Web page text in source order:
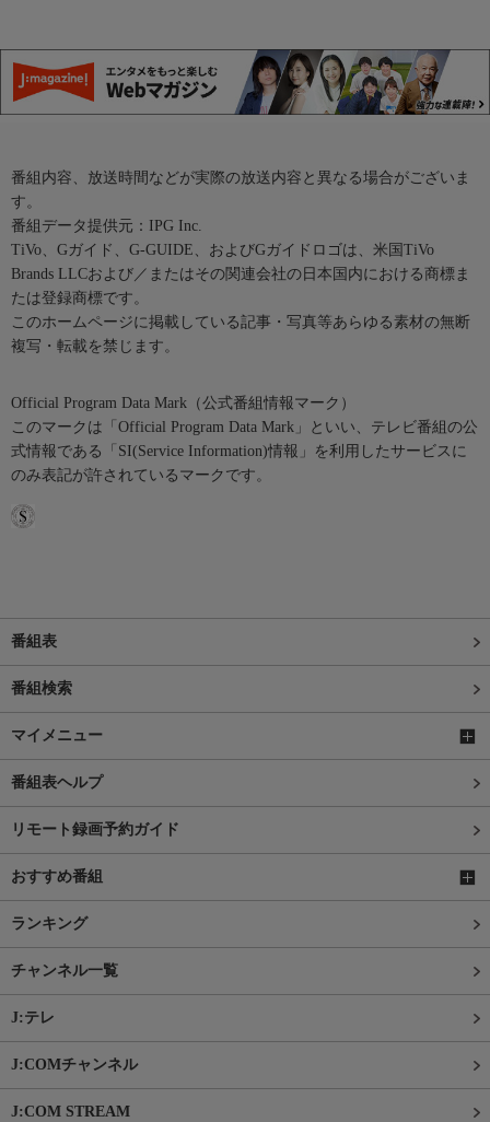
番組内容、放送時間などが実際の放送内容と異なる場合がございま
す。
番組データ提供元：IPG Inc.
TiVo、Gガイド、G-GUIDE、およびGガイドロゴは、米国TiVo
Brands LLCおよび／またはその関連会社の日本国内における商標ま
たは登録商標です。
このホームページに掲載している記事・写真等あらゆる素材の無断
複写・転載を禁じます。
Official Program Data Mark（公式番組情報マーク）
このマークは「Official Program Data Mark」といい、テレビ番組の公
式情報である「SI(Service Information)情報」を利用したサービスに
のみ表記が許されているマークです。
番組表
番組検索
マイメニュー
番組表ヘルプ
リモート録画予約ガイド
おすすめ番組
ランキング
チャンネル一覧
J:テレ
J:COMチャンネル
J:COM STREAM